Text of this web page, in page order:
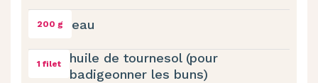
200 g eau
1 filet
huile de tournesol (pour
badigeonner les buns)